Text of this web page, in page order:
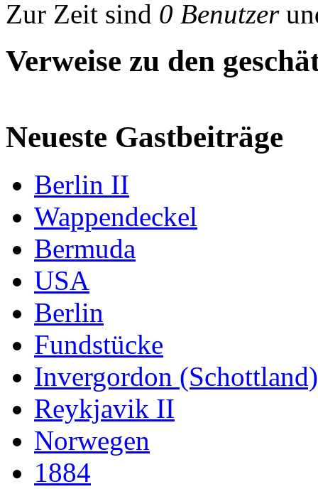
Zur Zeit sind 0 Benutzer
Verweise zu den
Neueste Gastbeiträge
Berlin II
Wappendeckel
Bermuda
USA
Berlin
Fundstücke
Invergordon (Schottland)
Reykjavik II
Norwegen
1884